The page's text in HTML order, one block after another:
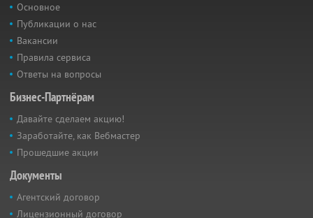
Основное
Публикации о нас
Вакансии
Правила сервиса
Ответы на вопросы
Бизнес-Партнёрам
Давайте сделаем акцию!
Заработайте, как Вебмастер
Прошедшие акции
Документы
Агентский договор
Лицензионный договор